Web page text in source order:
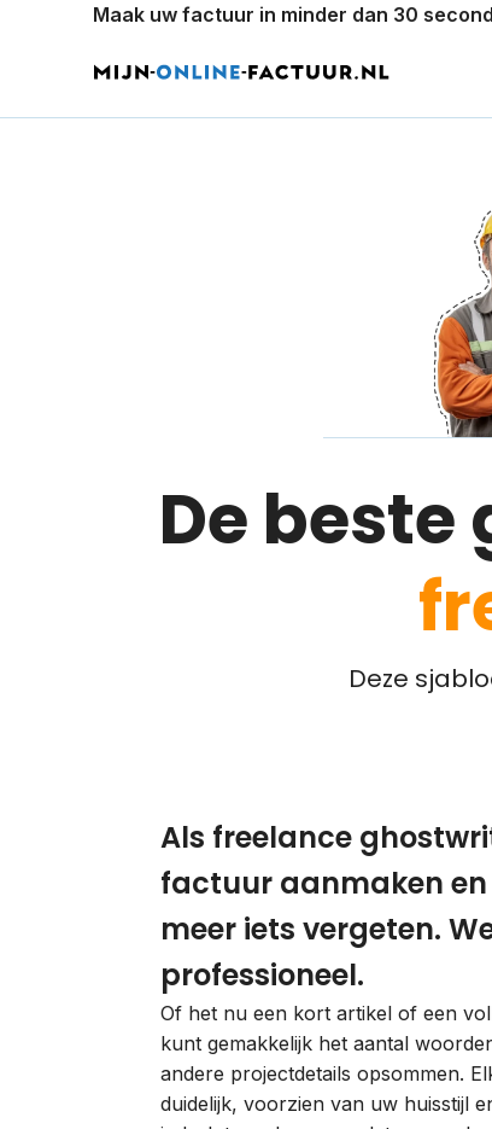
Maak uw factuur in minder dan 30
De
Deze
Als freelance
factuur aanmaken
meer iets vergeten.
professioneel.
Of het nu een kort artikel of een
kunt gemakkelijk het aantal
andere projectdetails opsommen.
duidelijk, voorzien van uw huisstijl